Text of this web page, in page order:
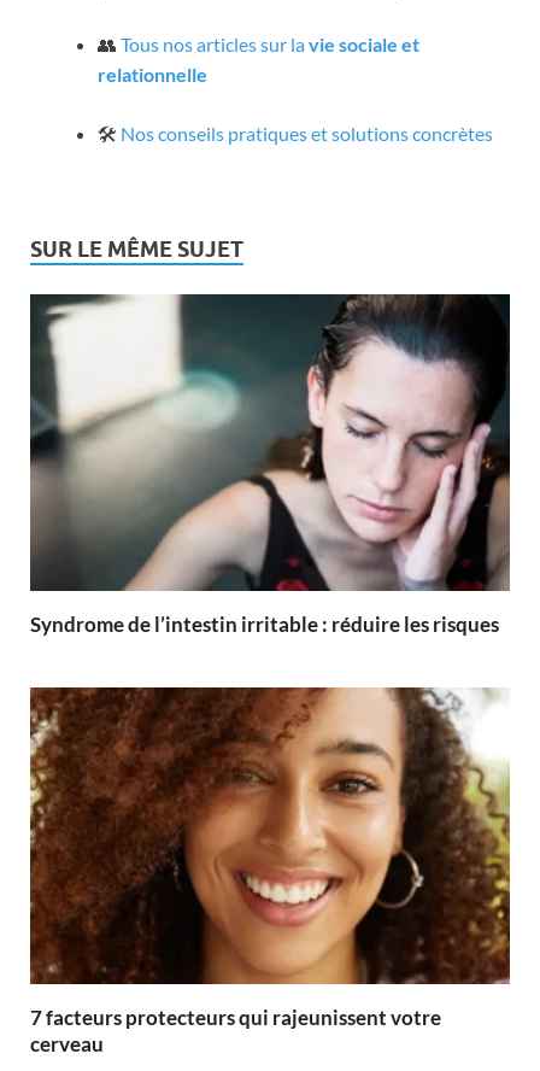
👥 Tous nos articles sur lavie sociale et
relationnelle
🛠️ Nos conseils pratiques et solutions concrètes
SUR LE MÊME SUJET
Syndrome de l’intestin irritable : réduire les risques
7 facteurs protecteurs qui rajeunissent votre
cerveau